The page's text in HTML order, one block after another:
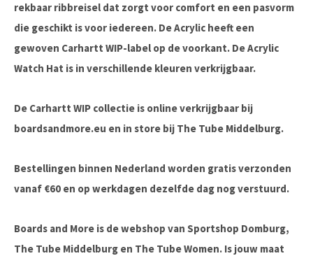
rekbaar ribbreisel dat zorgt voor comfort en een pasvorm
die geschikt is voor iedereen. De Acrylic heeft een
gewoven Carhartt WIP-label op de voorkant. De Acrylic
Watch Hat is in verschillende kleuren verkrijgbaar.
De Carhartt WIP collectie is online verkrijgbaar bij
boardsandmore.eu en in store bij The Tube Middelburg.
Bestellingen binnen Nederland worden gratis verzonden
vanaf €60 en op werkdagen dezelfde dag nog verstuurd.
Boards and More is de webshop van Sportshop Domburg,
The Tube Middelburg en The Tube Women. Is jouw maat